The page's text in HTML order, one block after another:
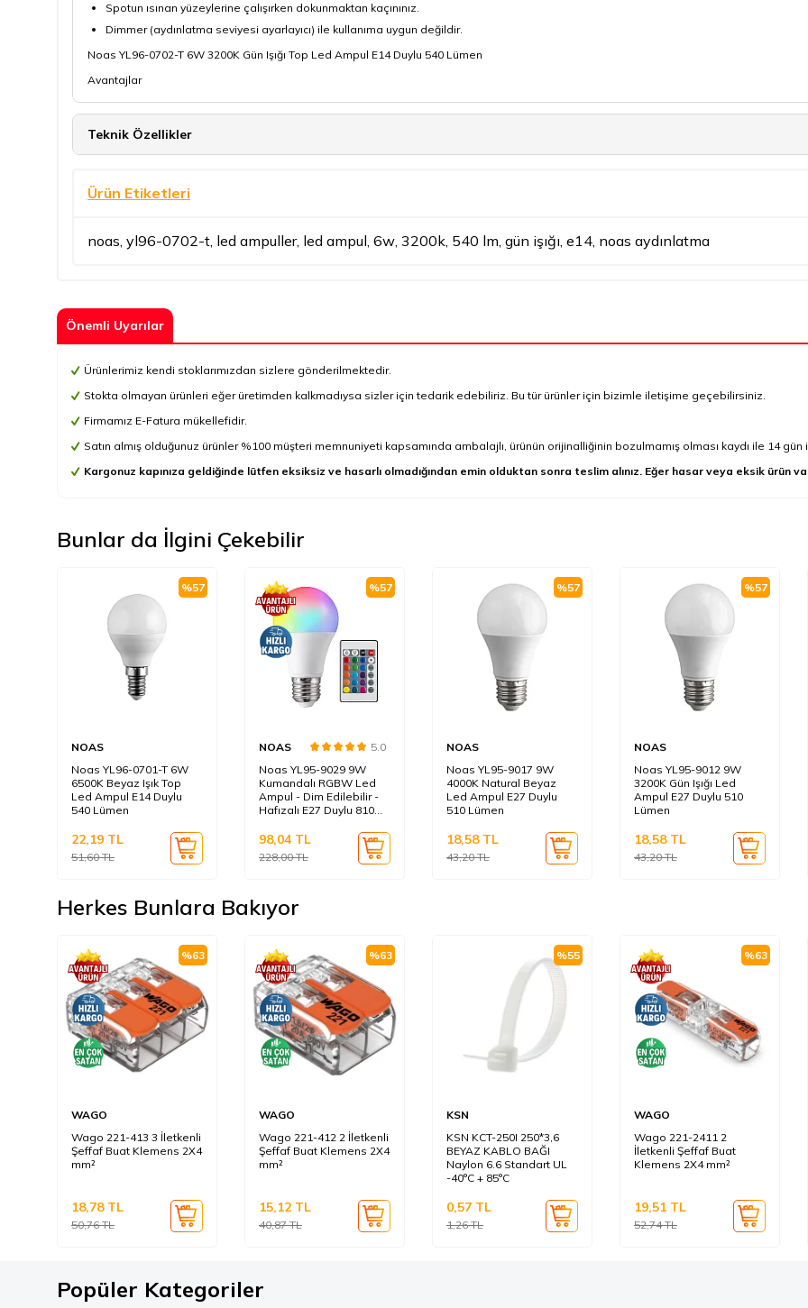
Spotun ısınan yüzeylerine çalışırken dokunmaktan kaçınınız.
Dimmer (aydınlatma seviyesi ayarlayıcı) ile kullanıma uygun değildir.
Noas YL96-0702-T 6W 3200K Gün Işığı Top Led Ampul E14 Duylu 540 Lümen
Avantajlar
Teknik Özellikler
Ürün Etiketleri
noas, yl96-0702-t, led ampuller, led ampul, 6w, 3200k, 540 lm, gün işığı, e14, noas aydınlatma
Önemli Uyarılar
Ürünlerimiz kendi stoklarımızdan sizlere gönderilmektedir.
Stokta olmayan ürünleri eğer üretimden kalkmadıysa sizler için tedarik edebiliriz. Bu tür ürünler için bizimle iletişime geçebilirsiniz.
Firmamız E-Fatura mükellefidir.
Satın almış olduğunuz ürünler %100 müşteri memnuniyeti kapsamında ambalajlı, ürünün orijinalliğinin bozulmamış olması kaydı ile 14
Kargonuz kapınıza geldiğinde lütfen eksiksiz ve hasarlı olmadığından emin olduktan sonra teslim alınız. Eğer hasar veya eksik ürün
Bunlar da İlgini Çekebilir
%57
NOAS
Noas YL96-0701-T 6W
6500K Beyaz Işık Top
Led Ampul E14 Duylu
540 Lümen
51,60TL
22,19 TL
%57
NOAS
5.0
Noas YL95-9029 9W
Kumandalı RGBW Led
Ampul - Dim Edilebilir -
Hafızalı E27 Duylu 810
228,00TL
98,04 TL
%57
NOAS
Noas YL95-9017 9W
4000K Natural Beyaz
Led Ampul E27 Duylu
510 Lümen
43,20TL
18,58TL
%57
NOAS
Noas YL95-9012 9W
3200K Gün Işığı Led
Ampul E27 Duylu 510
Lümen
43,20TL
18,58TL
Herkes Bunlara Bakıyor
%63
WAGO
Wago 221-413 3 İletkenli
Şeffaf Buat Klemens 2X4
mm²
50,76TL
18,78TL
%63
WAGO
Wago 221-412 2 İletkenli
Şeffaf Buat Klemens 2X4
mm²
40,87TL
15,12 TL
%55
KSN
KSN KCT-250I 250*3,6
BEYAZ KABLO BAĞI
Naylon 6.6 Standart UL
-40°C + 85°C
1,26TL
0,57 TL
%63
WAGO
Wago 221-2411 2
İletkenli Şeffaf Buat
Klemens 2X4 mm²
52,74TL
19,51 TL
Popüler Kategoriler